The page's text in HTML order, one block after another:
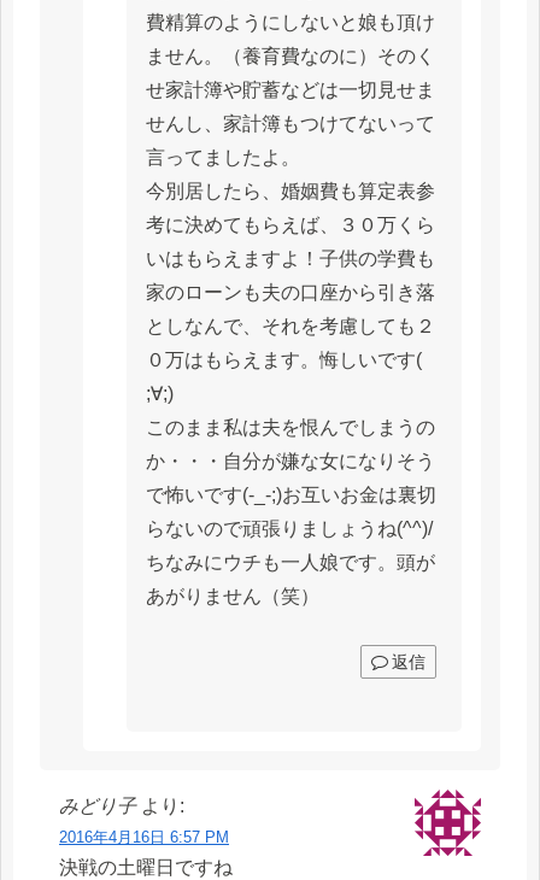
費精算のようにしないと娘も頂け
ません。（養育費なのに）そのく
せ家計簿や貯蓄などは一切見せま
せんし、家計簿もつけてないって
言ってましたよ。
今別居したら、婚姻費も算定表参
考に決めてもらえば、３０万くら
いはもらえますよ！子供の学費も
家のローンも夫の口座から引き落
としなんで、それを考慮しても２
０万はもらえます。悔しいです(
;∀;)
このまま私は夫を恨んでしまうの
か・・・自分が嫌な女になりそう
で怖いです(-_-;)お互いお金は裏切
らないので頑張りましょうね(^^)/
ちなみにウチも一人娘です。頭が
あがりません（笑）
返信
みどり子 より:
2016年4月16日 6:57 PM
決戦の土曜日ですね